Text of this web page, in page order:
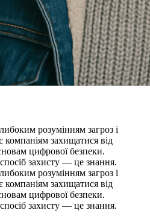
розумінням загроз і
захищатися від
цифрової безпеки.
захисту — це знання.
розумінням загроз і
захищатися від
цифрової безпеки.
захисту — це знання.